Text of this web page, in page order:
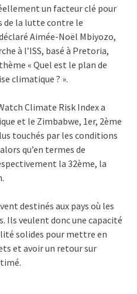
un facteur clé pour
de la lutte contre le
Aimée-Noël Mbiyozo,
à l’ISS, basé à Pretoria,
« Quel est le plan de
climatique ? ».
Climate Risk Index a
et le Zimbabwe, 1er, 2ème
touchés par les conditions
qu’en termes de
la 32ème, la
destinés aux pays où les
Ils veulent donc une capacité
solides pour mettre en
et avoir un retour sur